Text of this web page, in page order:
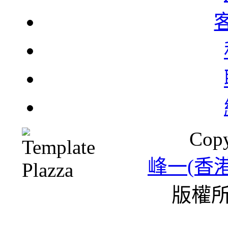
峰一(香
版權